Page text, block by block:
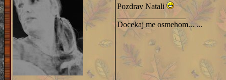
Pozdrav Natali
_________________
Docekaj me osmehom... ...